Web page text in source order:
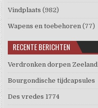
Vindplaats (982)
Wapens en toebehoren (77)
RECENTE BERICHTEN
Verdronken dorpen Zeeland
Bourgondische tijdcapsules
Des vredes 1774